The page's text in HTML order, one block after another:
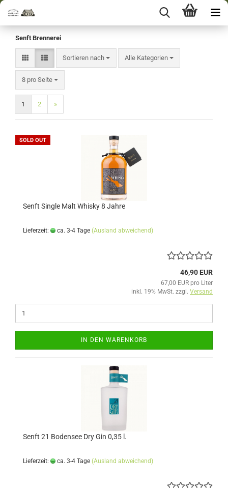
Senft Brennerei
Sortieren nach
Sortieren nach Alle Kategorien
8 pro Seite
pro Seite
1 2 »
SOLD OUT
Senft Single Malt Whisky 8 Jahre
Lieferzeit: ca. 3-4 Tage (Ausland abweichend)
46,90 EUR
67,00 EUR pro Liter
inkl. 19% MwSt. zzgl. Versand
IN DEN WARENKORB
Senft 21 Bodensee Dry Gin 0,35 l.
Lieferzeit: ca. 3-4 Tage (Ausland abweichend)